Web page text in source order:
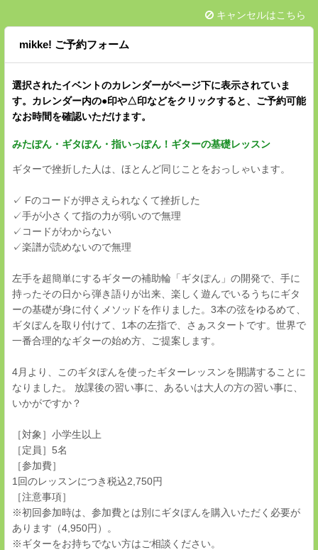
キャンセルはこちら
mikke! ご予約フォーム
選択されたイベントのカレンダーがページ下に表示されていま
す。カレンダー内の●印や△印などをクリックすると、ご予約可能
なお時間を確認いただけます。
みたぽん・ギタぽん・指いっぽん！ギターの基礎レッスン
ギターで挫折した人は、ほとんど同じことをおっしゃいます。
✓ Fのコードが押さえられなくて挫折した
✓手が小さくて指の力が弱いので無理
✓コードがわからない
✓楽譜が読めないので無理
左手を超簡単にするギターの補助輪「ギタぽん」の開発で、手に
持ったその日から弾き語りが出来、楽しく遊んでいるうちにギタ
ーの基礎が身に付くメソッドを作りました。3本の弦をゆるめて、
ギタぽんを取り付けて、1本の左指で、さぁスタートです。世界で
一番合理的なギターの始め方、ご提案します。
4月より、このギタぽんを使ったギターレッスンを開講することに
なりました。 放課後の習い事に、あるいは大人の方の習い事に、
いかがですか？
［対象］小学生以上
［定員］5名
［参加費］
1回のレッスンにつき税込2,750円
［注意事項］
※初回参加時は、参加費とは別にギタぽんを購入いただく必要が
あります（4,950円）。
※ギターをお持ちでない方はご相談ください。